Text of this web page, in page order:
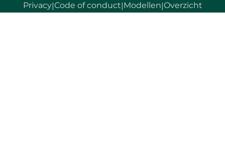
Privacy|Code of conduct|Modellen|Overzicht